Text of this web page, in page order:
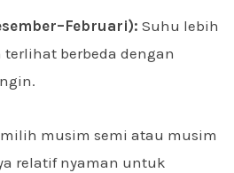
Suhu lebih
berbeda dengan
musim semi atau musim
relatif nyaman untuk